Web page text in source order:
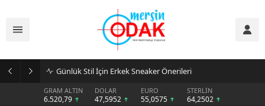
Günlük Stil İçin Erkek Sneaker Önerileri
GRAM ALTIN
6.520,79
DOLAR
47,5952
EURO
55,0575
STERLİN
64,2502